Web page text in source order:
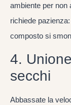
ambiente per non
richiede
composto si
4.
secchi
Abbassate la